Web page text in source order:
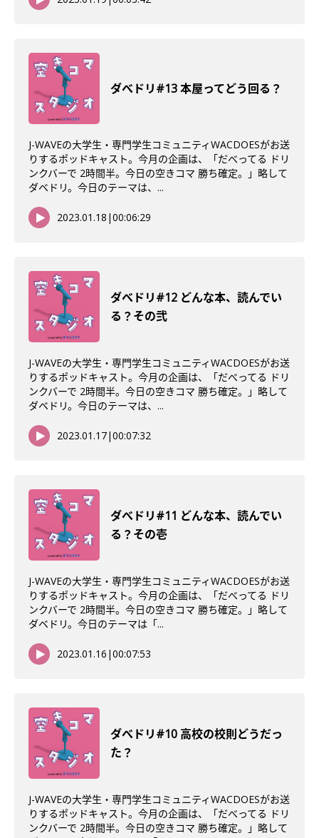
ダべドリ#13 本屋ってどう回る？
J-WAVEの大学生・専門学生コミュニティWACDOESがお送
りするポッドキャスト。今月の企画は、「だべってる ドリ
ンクバーで 2時間半。今日の空きコマ 勝ち確定。」略して
ダベドリ。今日のテーマは、...
2023.01.18 |00:06:29
ダべドリ#12 どんな本、読んでい
る？その弐
J-WAVEの大学生・専門学生コミュニティWACDOESがお送
りするポッドキャスト。今月の企画は、「だべってる ドリ
ンクバーで 2時間半。今日の空きコマ 勝ち確定。」略して
ダベドリ。今日のテーマは、...
2023.01.17|00:07:32
ダべドリ#11 どんな本、読んでい
る？その壱
J-WAVEの大学生・専門学生コミュニティWACDOESがお送
りするポッドキャスト。今月の企画は、「だべってる ドリ
ンクバーで 2時間半。今日の空きコマ 勝ち確定。」略して
ダベドリ。今日のテーマは「...
2023.01.16 |00:07:53
ダべドリ#10 高校の校則どうだっ
た？
J-WAVEの大学生・専門学生コミュニティWACDOESがお送
りするポッドキャスト。今月の企画は、「だべってる ドリ
ンクバーで 2時間半。今日の空きコマ 勝ち確定。」略して